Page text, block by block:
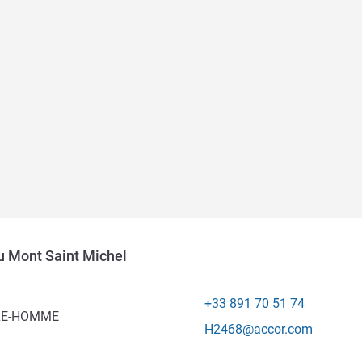
Mont Saint Michel
HOMME โทรศัพท์
+33 891 70 51 74
อีเมลติดต่อ
H2468@accor.com